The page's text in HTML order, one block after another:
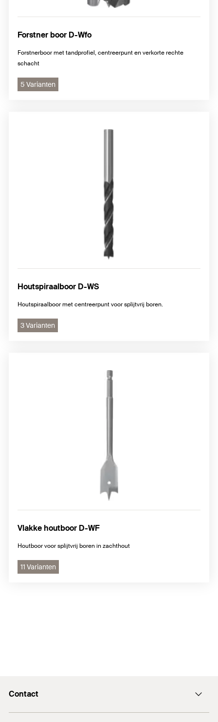
Forstner boor D-Wfo
Forstnerboor met tandprofiel, centreerpunt en verkorte rechte
schacht
5 Varianten
Houtspiraalboor D-WS
Houtspiraalboor met centreerpunt voor splijtvrij boren.
3 Varianten
Vlakke houtboor D-WF
Houtboor voor splijtvrij boren in zachthout
11 Varianten
Contact